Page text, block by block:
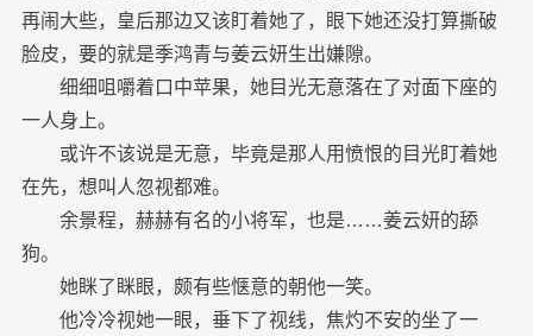
再闹大些，皇后那边又该盯着她了，眼下她还没打算撕破
脸皮，要的就是季鸿青与姜云妍生出嫌隙。
细细咀嚼着口中苹果，她目光无意落在了对面下座的
一人身上。
或许不该说是无意，毕竟是那人用愤恨的目光盯着她
在先，想叫人忽视都难。
余景程，赫赫有名的小将军，也是……姜云妍的舔
狗。
她眯了眯眼，颇有些惬意的朝他一笑。
他冷冷视她一眼，垂下了视线，焦灼不安的坐了一